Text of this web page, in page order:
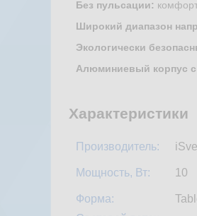
Без пульсации:
Широкий диапазон
Экологически
Алюминиевый корпус
Характеристики
Производитель:
Мощность, Вт: 10
Форма: